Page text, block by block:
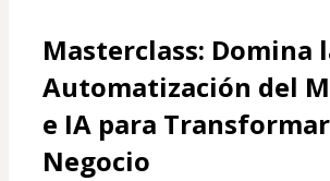
Masterclass: Domina
Automatización del
e IA para
Negocio